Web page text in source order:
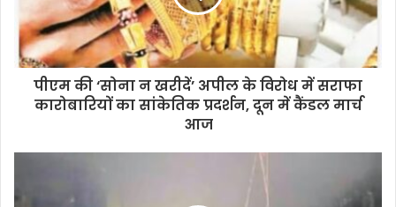
पीएम की ‘सोना न खरीदें’ अपील के विरोध में सराफा
कारोबारियों का सांकेतिक प्रदर्शन, दून में कैंडल मार्च
आज